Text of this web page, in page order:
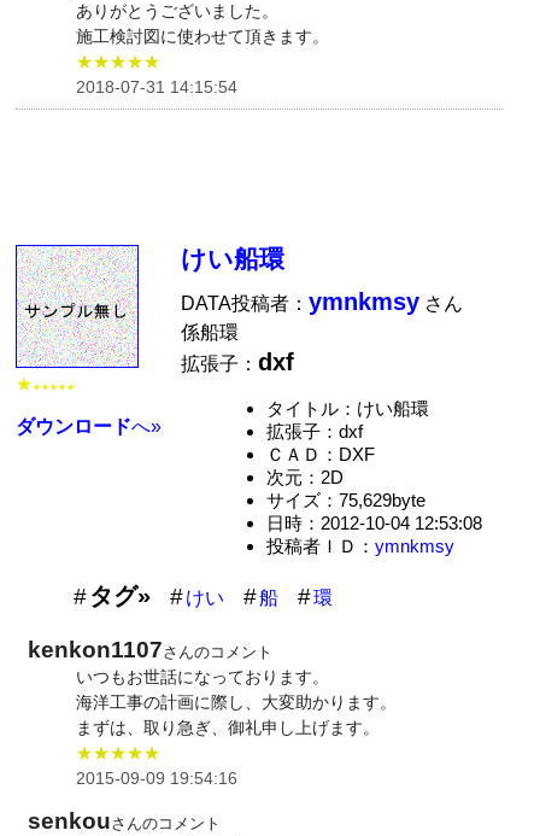
ありがとうございました。
施工検討図に使わせて頂きます。
★★★★★
2018-07-31 14:15:54
★ ★★★★★
ダウンロードへ»
けい船環
DATA投稿者：ymnkmsy さん
係船環
拡張子：dxf
タイトル：けい船環
拡張子：dxf
ＣＡＤ：DXF
次元：2D
サイズ：75,629byte
日時：2012-10-04 12:53:08
投稿者ＩＤ： ymnkmsy
タグ» けい 船 環
kenkon1107さんのコメント
いつもお世話になっております。
海洋工事の計画に際し、大変助かります。
まずは、取り急ぎ、御礼申し上げます。
★★★★★
2015-09-09 19:54:16
senkouさんのコメント